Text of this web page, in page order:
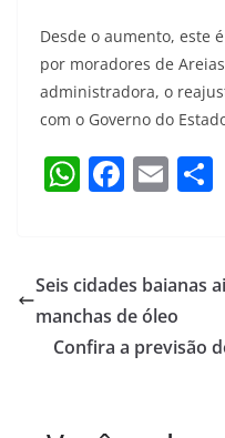
Desde o aumento, este
por moradores de
administradora, o
com o Governo do
W
s
A
p
F
e
b
o
E
l
Seis cidades baianas
manchas de óleo
Confira a previsão